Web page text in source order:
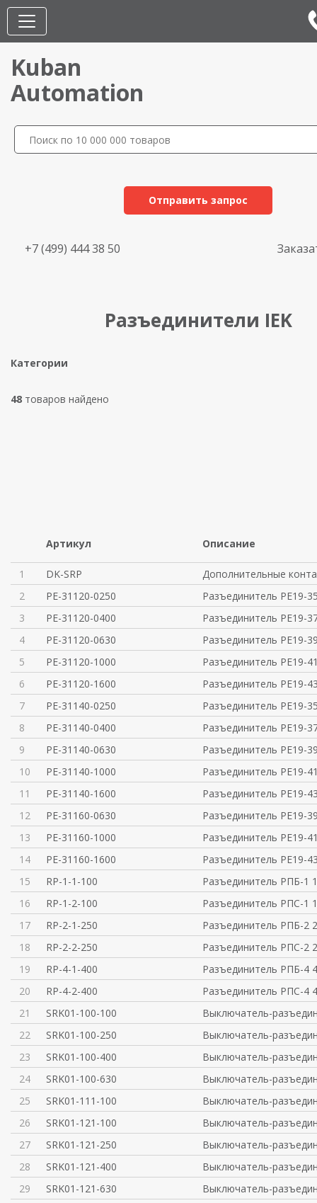
Kuban
Automation
Отправить запрос
+7 (499) 444 38 50
Разъединители IEK
Категории
48 товаров найдено
Артикул Описание
1 DK-SRP
Дополнительные
2
PE-31120-0250
Разъединитель РЕ19-
3
PE-31120-0400
Разъединитель РЕ19-
4
PE-31120-0630
Разъединитель РЕ19-
5
PE-31120-1000
Разъединитель РЕ19-
6
PE-31120-1600
Разъединитель РЕ19-
7
PE-31140-0250
Разъединитель РЕ19-
8
PE-31140-0400
Разъединитель РЕ19-
9
PE-31140-0630
Разъединитель РЕ19-
10
PE-31140-1000
Разъединитель РЕ19-
11
PE-31140-1600
Разъединитель РЕ19-
12
PE-31160-0630
Разъединитель РЕ19-
13
PE-31160-1000
Разъединитель РЕ19-
14
PE-31160-1600
Разъединитель РЕ19-
15
RP-1-1-100
Разъединитель РПБ-1
16
RP-1-2-100
Разъединитель РПС-1
17
RP-2-1-250
Разъединитель РПБ-2
18
RP-2-2-250
Разъединитель РПС-2
19
RP-4-1-400
Разъединитель РПБ-4
20
RP-4-2-400
Разъединитель РПС-4
21
SRK01-100-100
Выключатель-
22
SRK01-100-250
Выключатель-
23
SRK01-100-400
Выключатель-
24
SRK01-100-630
Выключатель-
25
SRK01-111-100
Выключатель-
26
SRK01-121-100
Выключатель-
27
SRK01-121-250
Выключатель-
28
SRK01-121-400
Выключатель-
29
SRK01-121-630
Выключатель-